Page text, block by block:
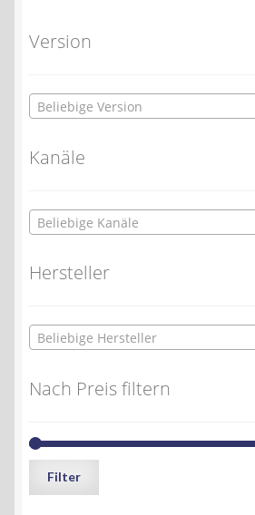
Version
Beliebige Version
Kanäle
Beliebige Kanäle
Hersteller
Beliebige Hersteller
Nach Preis filtern
Filter